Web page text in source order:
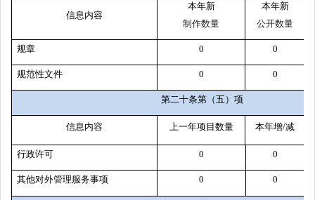
信息内容
本年新
制作数量
本年新
公开数量
规章 0 0
规范性文件 0 0
第二十条第（五）项
信息内容 上一年项目数量 本年增/减
行政许可 0 0
其他对外管理服务事项 0 0